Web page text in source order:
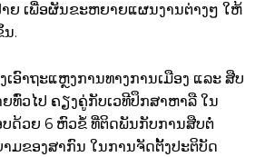
ຍ ເພື່ອຜັນຂະຫຍາຍແຜນງານຕ່າງໆ ໃຫ້
ນ.
ອົາຖະແຫຼງການທາງການເມືອງ ແລະ ສືບ
ທົ່ວໄປ ຄຽງຄູ່ກັບເວທີປຶກສາຫາລື ໃນ
ດ້ວຍ 6 ຫົວຂໍ້ ທີ່ຕິດພັນກັບການສືບຕໍ່
ມຂອງສາກົນ ໃນການຈັດຕັ້ງປະຕິບັດ